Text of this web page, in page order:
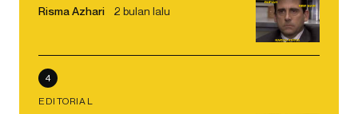
Risma Azhari 2 bulan lalu
4
EDITORIAL